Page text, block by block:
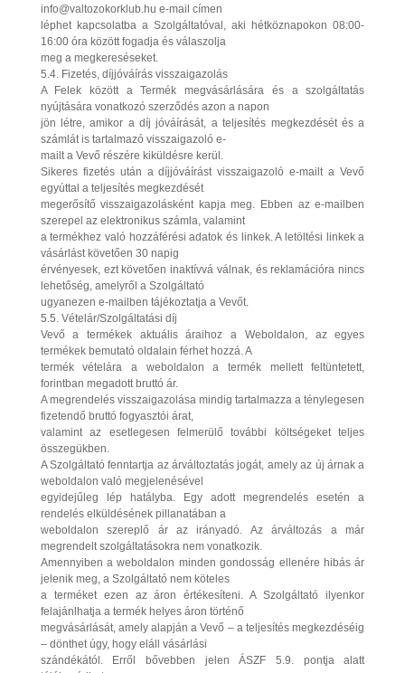
info@valtozokorklub.hu e-mail címen
léphet kapcsolatba a Szolgáltatóval, aki hétköznapokon 08:00-
16:00 óra között fogadja és válaszolja
meg a megkereséseket.
5.4. Fizetés, díjjóváírás visszaigazolás
A Felek között a Termék megvásárlására és a szolgáltatás
nyújtására vonatkozó szerződés azon a napon
jön létre, amikor a díj jóváírását, a teljesítés megkezdését és a
számlát is tartalmazó visszaigazoló e-
mailt a Vevő részére kiküldésre kerül.
Sikeres fizetés után a díjjóváírást visszaigazoló e-mailt a Vevő
egyúttal a teljesítés megkezdését
megerősítő visszaigazolásként kapja meg. Ebben az e-mailben
szerepel az elektronikus számla, valamint
a termékhez való hozzáférési adatok és linkek. A letöltési linkek a
vásárlást követően 30 napig
érvényesek, ezt követően inaktívvá válnak, és reklamációra nincs
lehetőség, amelyről a Szolgáltató
ugyanezen e-mailben tájékoztatja a Vevőt.
5.5. Vételár/Szolgáltatási díj
Vevő a termékek aktuális áraihoz a Weboldalon, az egyes
termékek bemutató oldalain férhet hozzá. A
termék vételára a weboldalon a termék mellett feltüntetett,
forintban megadott bruttó ár.
A megrendelés visszaigazolása mindig tartalmazza a ténylegesen
fizetendő bruttó fogyasztói árat,
valamint az esetlegesen felmerülő további költségeket teljes
összegükben.
A Szolgáltató fenntartja az árváltoztatás jogát, amely az új árnak a
weboldalon való megjelenésével
egyidejűleg lép hatályba. Egy adott megrendelés esetén a
rendelés elküldésének pillanatában a
weboldalon szereplő ár az irányadó. Az árváltozás a már
megrendelt szolgáltatásokra nem vonatkozik.
Amennyiben a weboldalon minden gondosság ellenére hibás ár
jelenik meg, a Szolgáltató nem köteles
a terméket ezen az áron értékesíteni. A Szolgáltató ilyenkor
felajánlhatja a termék helyes áron történő
megvásárlását, amely alapján a Vevő – a teljesítés megkezdéséig
– dönthet úgy, hogy eláll vásárlási
szándékától. Erről bővebben jelen ÁSZF 5.9. pontja alatt